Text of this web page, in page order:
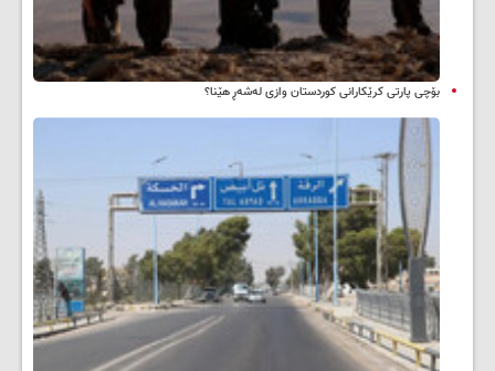
بۆچی پارتی کرێکارانی کوردستان وازی لەشەڕ هێنا؟